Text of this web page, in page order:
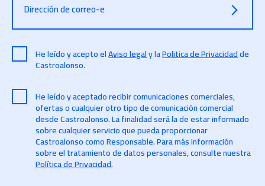
Dirección de correo-e
He leído y acepto elAviso legaly laPolitica de Privacidadde
Castroalonso.
He leído y aceptado recibir comunicaciones comerciales,
ofertas o cualquier otro tipo de comunicación comercial
desde Castroalonso. La finalidad será la de estar informado
sobre cualquier servicio que pueda proporcionar
Castroalonso como Responsable. Para más información
sobre el tratamiento de datos personales, consulte nuestra
Política de Privacidad.